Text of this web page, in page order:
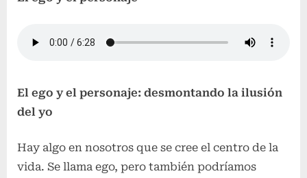
El ego y el personaje: desmontando la ilusión
del yo
Hay algo en nosotros que se cree el centro de la
vida. Se llama ego, pero también podríamos